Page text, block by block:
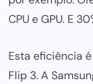
CPU e GPU. E
Esta eficiência
Flip 3. A